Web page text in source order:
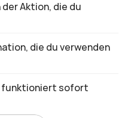
Aktion, die du
die du verwenden
funktioniert sofort